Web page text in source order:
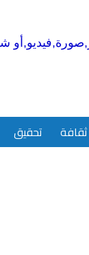
ثقافة تحقيق